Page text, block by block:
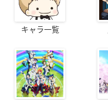
キャラ一覧